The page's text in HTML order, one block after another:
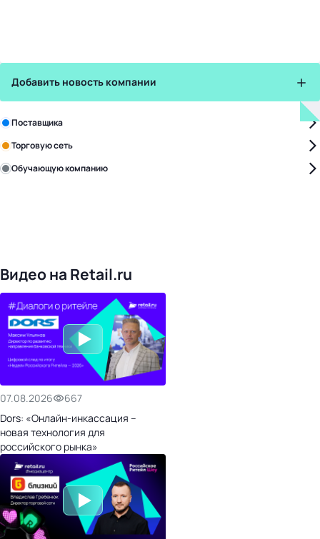
Добавить новость компании
Зарегистрируйте в бизнес-центре:
Поставщика
Торговую сеть
Обучающую компанию
Видео на Retail.ru
07.08.2026
667
Dors: «Онлайн-инкассация –
новая технология для
российского рынка»